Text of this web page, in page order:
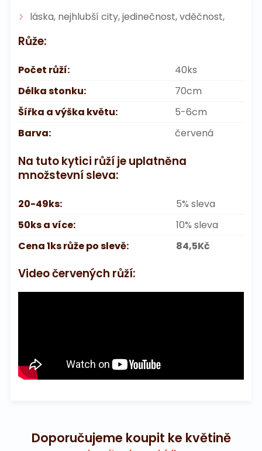
láska, nejhlubší city, jedinečnost, vděčnost,
Růže:
Počet růží:
40ks
Délka stonku:
70cm
Šířka a výška květu:
5-6cm
Barva:
červená
Na tuto kytici růží je uplatněna
množstevní sleva:
20-49ks:
5% sleva
50ks a více:
10% sleva
Cena 1ks růže po slevě:
84,5Kč
Video červených růží:
Doporučujeme koupit ke květině